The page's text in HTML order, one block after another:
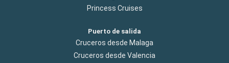
Princess Cruises
Puerto de salida
Cruceros desde Malaga
Cruceros desde Valencia